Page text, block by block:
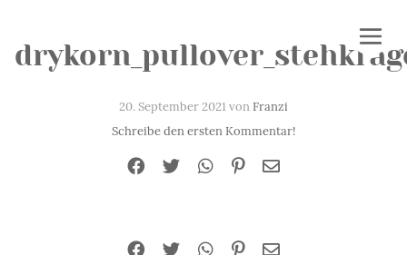
20. September 2021 vonFranzi
Schreibe den ersten Kommentar!